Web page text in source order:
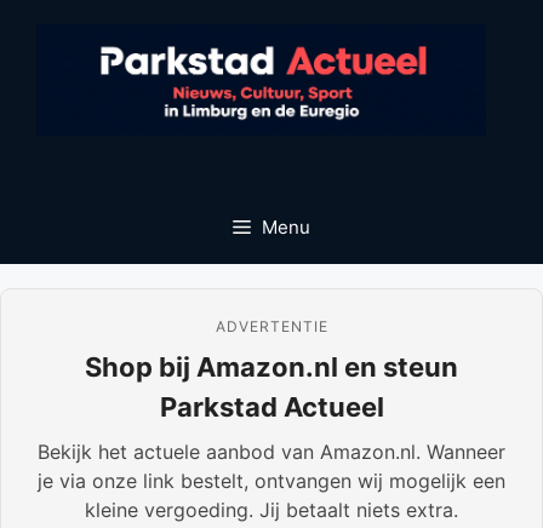
Menu
ADVERTENTIE
Shop bij Amazon.nl en steun
Parkstad Actueel
Bekijk het actuele aanbod van Amazon.nl. Wanneer
je via onze link bestelt, ontvangen wij mogelijk een
kleine vergoeding. Jij betaalt niets extra.